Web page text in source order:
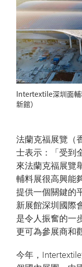
Intertextile深圳面輔
新館）
法蘭克福展覽（
士表示：「受到
來法蘭克福展覽
輔料展很高興能
提供一個關鍵的
新展館深圳國際
是令人振奮的一
更可為參展商和
今年，